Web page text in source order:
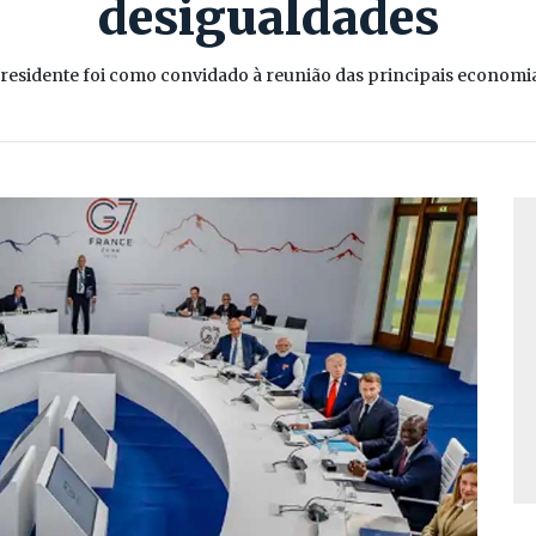
desigualdades
foi como convidado à reunião das principais